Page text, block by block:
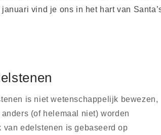
vind je ons in het hart van
is niet wetenschappelijk bewezen,
(of helemaal niet) worden
van edelstenen is gebaseerd op